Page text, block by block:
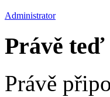
Administrator
Právě
Právě